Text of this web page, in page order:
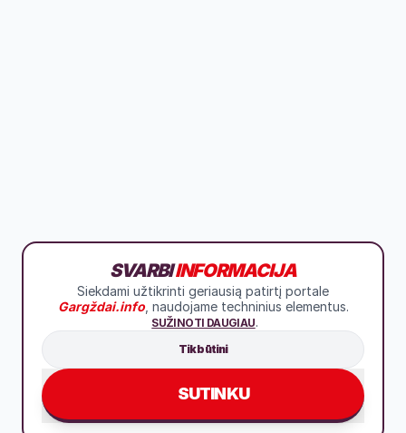
SVARBIINFORMACIJA
Siekdami užtikrinti geriausią patirtį portale
Gargždai.info, naudojame techninius elementus.
SUŽINOTI DAUGIAU.
Tik būtini
SUTINKU